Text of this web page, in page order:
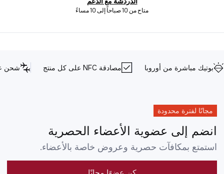
متاح من 10 صباحاً إلى 10 مساءً
بوتيك مباشرة من أوروبا مصادقة NFC على كل منتج شحن
مجانًا لفترة محدودة
انضم إلى عضوية الأعضاء الحصرية
استمتع بمكافآت حصرية وعروض خاصة بالأعضاء.